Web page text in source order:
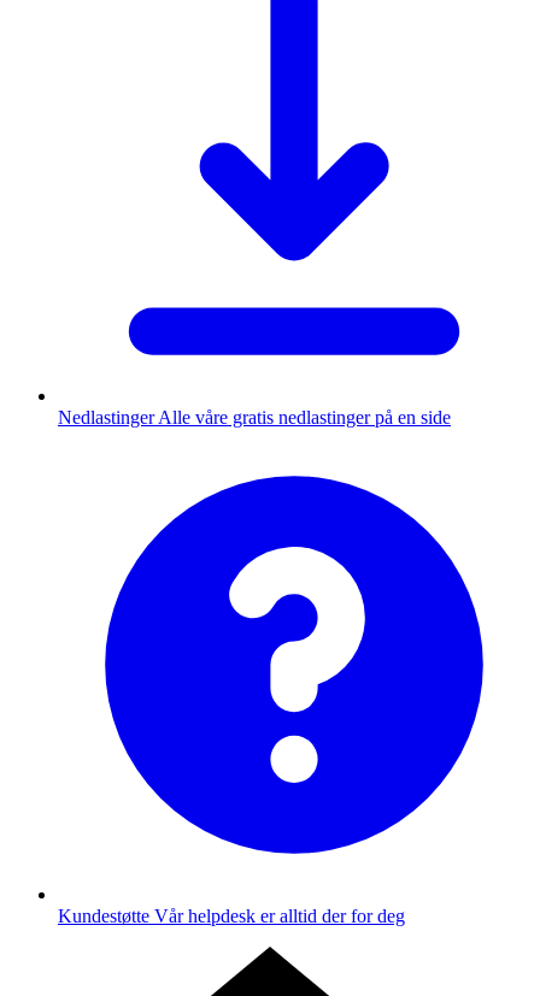
Nedlastinger Alle våre gratis nedlastinger på en side
Kundestøtte Vår helpdesk er alltid der for deg